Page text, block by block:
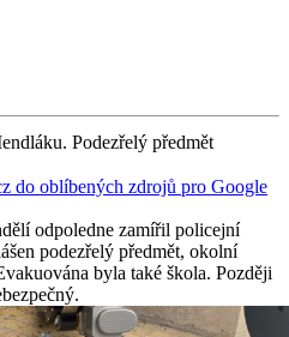
Podezřelý předmět
do oblíbených zdrojů pro Google
odpoledne zamířil policejní
podezřelý předmět, okolní
byla také škola. Později